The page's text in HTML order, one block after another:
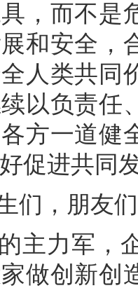
，而不是
和安全，
人类共同
以负责任
方一道健
促进共同
们，朋友
主力军，
做创新创